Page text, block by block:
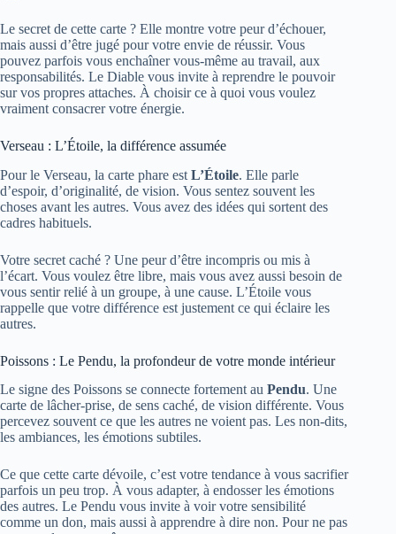
Le secret de cette carte ? Elle montre votre peur d’échouer,
mais aussi d’être jugé pour votre envie de réussir. Vous
pouvez parfois vous enchaîner vous-même au travail, aux
responsabilités. Le Diable vous invite à reprendre le pouvoir
sur vos propres attaches. À choisir ce à quoi vous voulez
vraiment consacrer votre énergie.
Verseau : L’Étoile, la différence assumée
Pour le Verseau, la carte phare est L’Étoile. Elle parle
d’espoir, d’originalité, de vision. Vous sentez souvent les
choses avant les autres. Vous avez des idées qui sortent des
cadres habituels.
Votre secret caché ? Une peur d’être incompris ou mis à
l’écart. Vous voulez être libre, mais vous avez aussi besoin de
vous sentir relié à un groupe, à une cause. L’Étoile vous
rappelle que votre différence est justement ce qui éclaire les
autres.
Poissons : Le Pendu, la profondeur de votre monde intérieur
Le signe des Poissons se connecte fortement au Pendu. Une
carte de lâcher-prise, de sens caché, de vision différente. Vous
percevez souvent ce que les autres ne voient pas. Les non-dits,
les ambiances, les émotions subtiles.
Ce que cette carte dévoile, c’est votre tendance à vous sacrifier
parfois un peu trop. À vous adapter, à endosser les émotions
des autres. Le Pendu vous invite à voir votre sensibilité
comme un don, mais aussi à apprendre à dire non. Pour ne pas